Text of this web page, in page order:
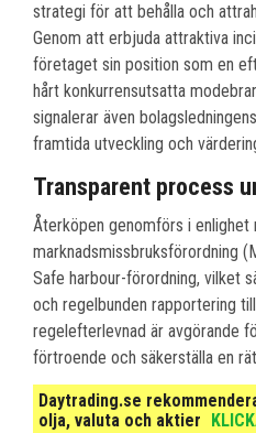
strategi för att behålla och
Genom att erbjuda attraktiva
företaget sin position som en
hårt konkurrensutsatta
signalerar även
framtida utveckling och
Transparent process
Återköpen genomförs i enlighet
marknadsmissbruksförordning
Safe harbour-förordning, vilket
och regelbunden rapportering
regelefterlevnad är avgörande
förtroende och säkerställa en
Daytrading.se
olja, valuta och aktier